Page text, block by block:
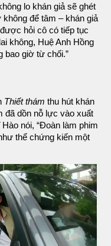
lo khán giả sẽ ghét
để tâm – khán giả
hỏi cô có tiếp tục
không, Huệ Anh Hồng
bao giờ từ chối.”
Thiết thám thu hút khán
đã dồn nỗ lực vào xuất
nói, “Đoàn làm phim
thể chứng kiến một